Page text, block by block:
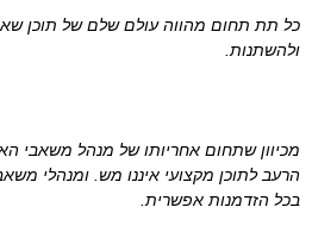
כל תת תחום מהווה עולם שלם של תוכן
ולהשתנות.
מכיוון שתחום אחריותו של מנהל משאבי
הרעב לתוכן מקצועי איננו מש. ומנהלי
בכל הזדמנות אפשרית.